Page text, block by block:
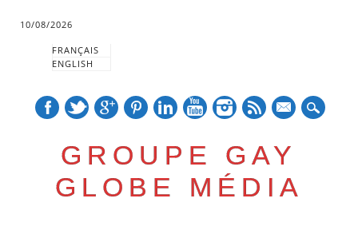
10/08/2026
FRANÇAIS
ENGLISH
GROUPE GAY
GLOBE MÉDIA